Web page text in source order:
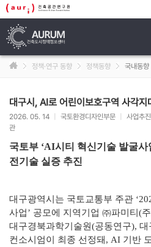
정책·연구 동향 정책동향 국내동향
대구시, AI로 어린이보호구역 사각지
2026. 05. 14 국토환경디자인부문 사업추
관
국토부 ‘AI시티 혁신기술 발굴
전기술 실증 추진
대구광역시는 국토교통부 주관
사업’ 공모에 지역기업 ㈜파미티(
대구경북과학기술원(공동연구),
컨소시엄이 최종 선정돼, AI 기반